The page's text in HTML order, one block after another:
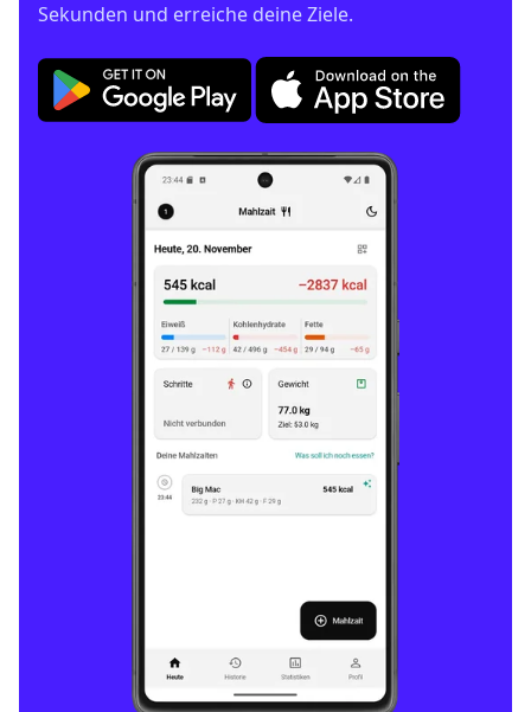
Sekunden und erreiche deine Ziele.